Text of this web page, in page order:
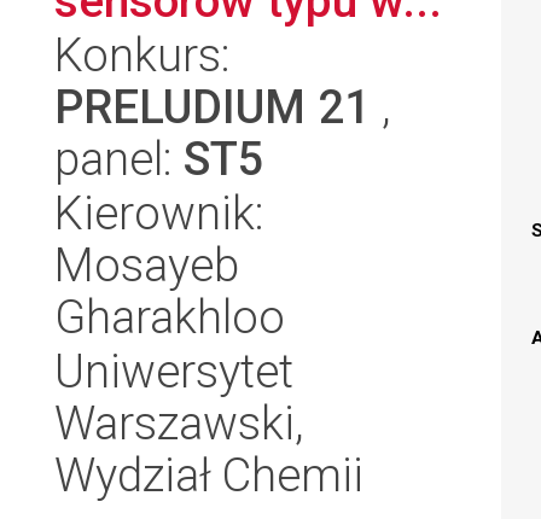
Konkurs:
PRELUDIUM 21 ,
panel: ST5
Kierownik:
Mosayeb
Gharakhloo
Uniwersytet
Warszawski,
Wydział Chemii